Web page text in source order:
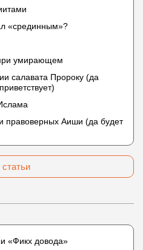
«срединным»?
умирающем
салавата Пророку (да
правоверных Аиши (да будет
«Фикх довода»